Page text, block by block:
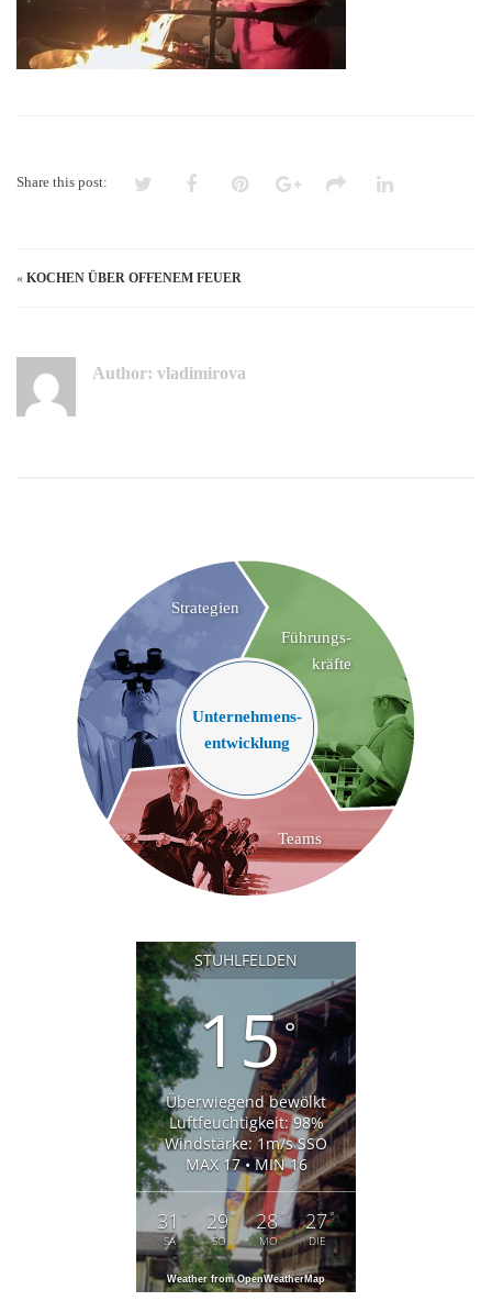
Share this post:
« KOCHEN ÜBER OFFENEM FEUER
Author:vladimirova
Teams
Strategien
Führungs-
kräfte
Unternehmens-
entwicklung
STUHLFELDEN
15°
Überwiegend bewölkt
Luftfeuchtigkeit: 98%
Windstärke: 1m/s SSO
MAX 17 • MIN 16
31 °
SA
29°
SO
28°
MO
27°
DIE
Weather from OpenWeatherMap